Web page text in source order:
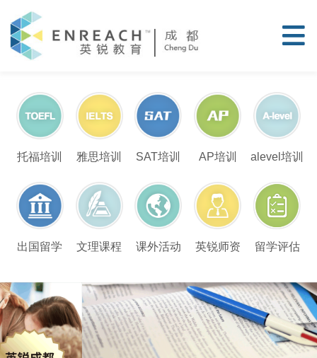
托福培训 雅思培训 SAT培训 AP培训 alevel培训
出国留学 文理课程 课外活动 英锐师资 留学评估